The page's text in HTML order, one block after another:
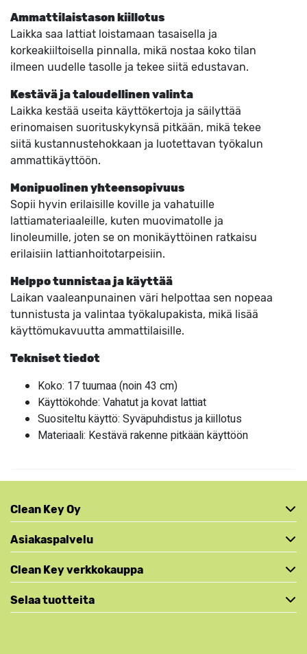
Ammattilaistason kiillotus
Laikka saa lattiat loistamaan tasaisella ja
korkeakiiltoisella pinnalla, mikä nostaa koko tilan
ilmeen uudelle tasolle ja tekee siitä edustavan.
Kestävä ja taloudellinen valinta
Laikka kestää useita käyttökertoja ja säilyttää
erinomaisen suorituskykynsä pitkään, mikä tekee
siitä kustannustehokkaan ja luotettavan työkalun
ammattikäyttöön.
Monipuolinen yhteensopivuus
Sopii hyvin erilaisille koville ja vahatuille
lattiamateriaaleille, kuten muovimatolle ja
linoleumille, joten se on monikäyttöinen ratkaisu
erilaisiin lattianhoitotarpeisiin.
Helppo tunnistaa ja käyttää
Laikan vaaleanpunainen väri helpottaa sen nopeaa
tunnistusta ja valintaa työkalupakista, mikä lisää
käyttömukavuutta ammattilaisille.
Tekniset tiedot
Koko: 17 tuumaa (noin 43 cm)
Käyttökohde: Vahatut ja kovat lattiat
Suositeltu käyttö: Syväpuhdistus ja kiillotus
Materiaali: Kestävä rakenne pitkään käyttöön
Clean Key Oy
Asiakaspalvelu
Clean Key verkkokauppa
Selaa tuotteita